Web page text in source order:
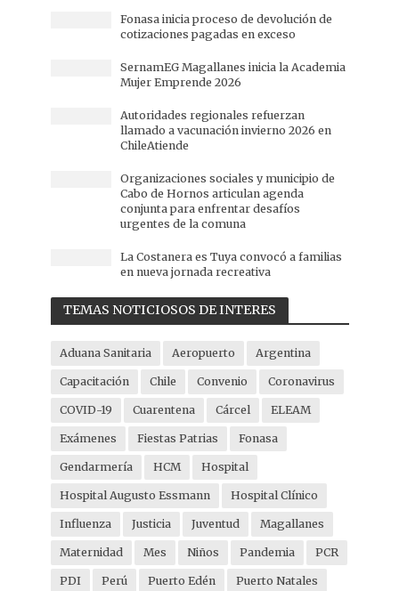
Fonasa inicia proceso de devolución de
cotizaciones pagadas en exceso
SernamEG Magallanes inicia la Academia
Mujer Emprende 2026
Autoridades regionales refuerzan
llamado a vacunación invierno 2026 en
ChileAtiende
Organizaciones sociales y municipio de
Cabo de Hornos articulan agenda
conjunta para enfrentar desafíos
urgentes de la comuna
La Costanera es Tuya convocó a familias
en nueva jornada recreativa
TEMAS NOTICIOSOS DE INTERES
Aduana Sanitaria Aeropuerto Argentina
Capacitación Chile Convenio Coronavirus
COVID-19 Cuarentena Cárcel ELEAM
Exámenes Fiestas Patrias Fonasa
Gendarmería HCM Hospital
Hospital Augusto Essmann Hospital Clínico
Influenza Justicia Juventud Magallanes
Maternidad Mes Niños Pandemia PCR
PDI Perú Puerto Edén Puerto Natales